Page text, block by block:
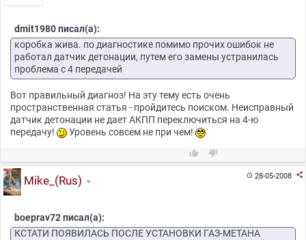
dmit1980 писал(а):
коробка жива. по диагностике помимо прочих ошибок не
работал датчик детонации, путем его замены устранилась
проблема с 4 передачей
Вот правильный диагноз! На эту тему есть очень
пространственная статья - пройдитесь поиском. Неисправный
датчик детонации не дает АКПП переключиться на 4-ю
передачу!
Уровень совсем не при чем!
 
28-05-2008 
Mike_(Rus)
boeprav72 писал(а):
КСТАТИ ПОЯВИЛАСЬ ПОСЛЕ УСТАНОВКИ ГАЗ-МЕТАНА